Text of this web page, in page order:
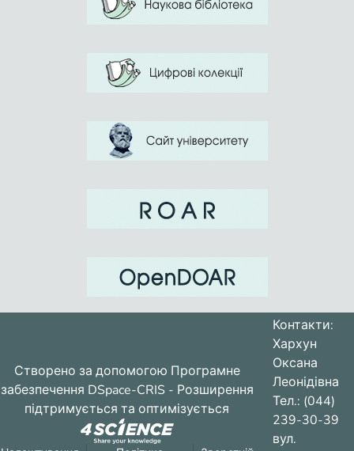
Створено за допомогою Програмне
забезпечення DSpace-CRIS - Розширення
підтримується та оптимізується
Контакти:
Хархун
Оксана
Леонідівна
Тел.: (044)
239-30-39
вул.